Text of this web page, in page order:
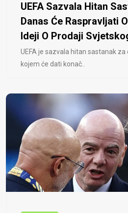
UEFA Sazvala Hitan
Danas Će Raspravljati
Ideji O Prodaji
UEFA je sazvala hitan sastanak
kojem će dati konač..